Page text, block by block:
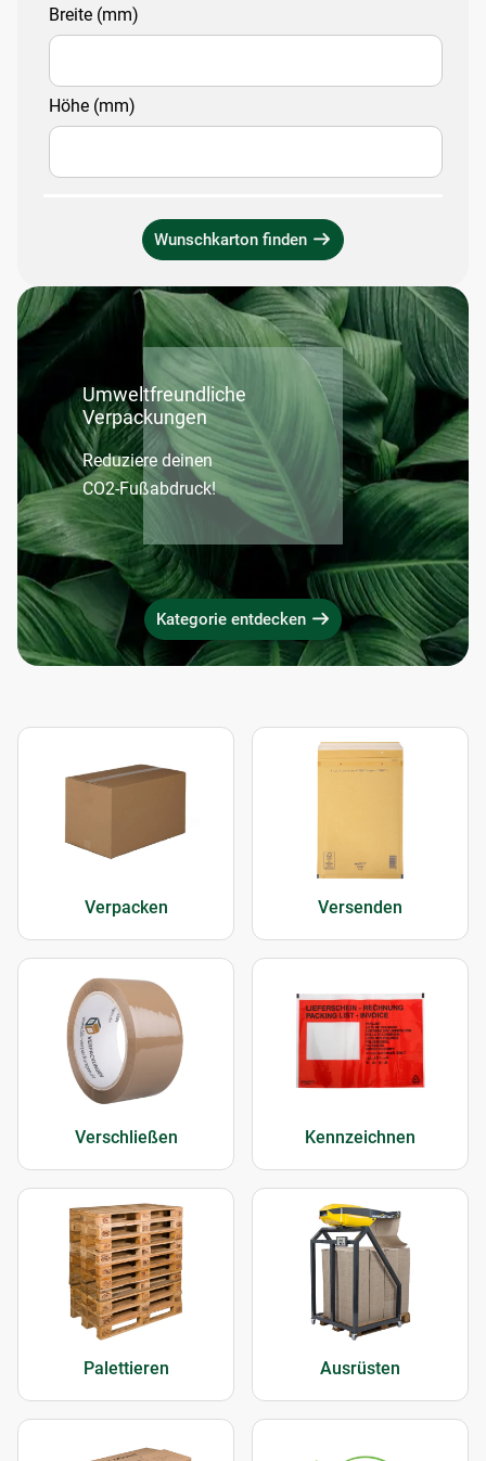
Breite (mm)
Höhe (mm)
Wunschkarton finden
Umweltfreundliche
Verpackungen
Reduziere deinen
CO2-Fußabdruck!
Kategorie entdecken
Verpacken Versenden
Verschließen Kennzeichnen
Palettieren Ausrüsten